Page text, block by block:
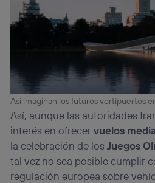
Así imaginan los futuros vertipuertos
Así, aunque las autoridades
interés en ofrecervuelos
la celebración de losJuegos
tal vez no sea posible cumplir
regulación europea sobre